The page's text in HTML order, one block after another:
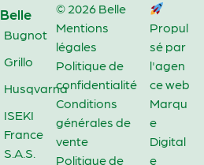
Belle
Bugnot
Grillo
Husqvarna
ISEKI
France
S.A.S.
© 2026 Belle
Mentions
légales
Politique de
confidentialité
Conditions
générales de
vente
Politique de
Propul
sé par
l'agen
ce web
Marqu
e
Digital
e